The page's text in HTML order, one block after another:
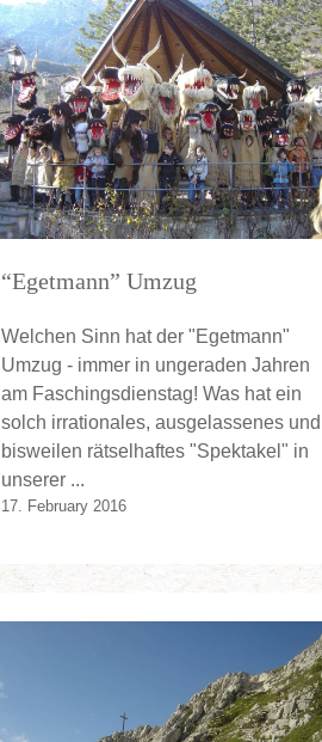
“Egetmann” Umzug
Welchen Sinn hat der "Egetmann"
Umzug - immer in ungeraden Jahren
am Faschingsdienstag! Was hat ein
solch irrationales, ausgelassenes und
bisweilen rätselhaftes "Spektakel" in
unserer ...
17. February 2016